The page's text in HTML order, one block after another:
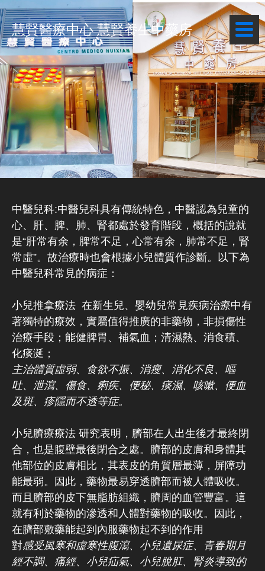
慧賢醫療中心 慧賢養生中藥房
中醫兒科:中醫兒科具有傳統特色，中醫認為兒童的
心、肝、脾、肺、腎都處於發育階段，概括的說就
是“肝常有余，脾常不足，心常有余，肺常不足，腎
常虛”。故治療時也會根據小兒體質作診斷。以下為
中醫兒科常見的病症：
小兒推拿療法 在新生兒、嬰幼兒常見疾病治療中有
著獨特的療效，實屬值得推廣的非藥物，非損傷性
治療手段；能健脾胃、補氣血；清濕熱、消食積、
化痰涎；
主治體質虛弱、食欲不振、消瘦、消化不良、嘔
吐、泄瀉、傷食、痢疾、便秘、痰濕、咳嗽、便血
及斑、疹隱而不透等症。
小兒臍療療法 研究表明，臍部在人出生後才最終閉
合，也是腹壁最後閉合之處。臍部的皮膚和身體其
他部位的皮膚相比，其表皮的角質層最薄，屏障功
能最弱。因此，藥物最易穿透臍部而被人體吸收。
而且臍部的皮下無脂肪組織，臍周的血管豐富。這
就有利於藥物的滲透和人體對藥物的吸收。因此，
在臍部敷藥能起到內服藥物起不到的作用
對感受風寒和虛寒性腹瀉、小兒遺尿症、青春期月
經不調、痛經、小兒疝氣、小兒脫肛、腎炎導致的